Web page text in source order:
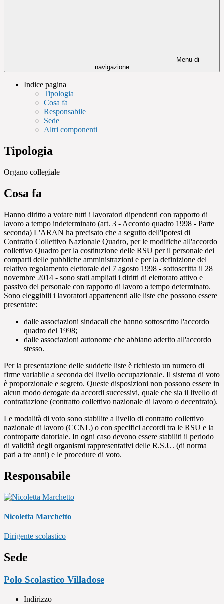
Menu di
navigazione
Indice pagina
Tipologia
Cosa fa
Responsabile
Sede
Altri componenti
Tipologia
Organo collegiale
Cosa fa
Hanno diritto a votare tutti i lavoratori dipendenti con rapporto di
lavoro a tempo indeterminato (art. 3 - Accordo quadro 1998 - Parte
seconda) L'ARAN ha precisato che a seguito dell'Ipotesi di
Contratto Collettivo Nazionale Quadro, per le modifiche all'accordo
collettivo Quadro per la costituzione delle RSU per il personale dei
comparti delle pubbliche amministrazioni e per la definizione del
relativo regolamento elettorale del 7 agosto 1998 - sottoscritta il 28
novembre 2014 - sono stati ampliati i diritti di elettorato attivo e
passivo del personale con rapporto di lavoro a tempo determinato.
Sono eleggibili i lavoratori appartenenti alle liste che possono essere
presentate:
dalle associazioni sindacali che hanno sottoscritto l'accordo
quadro del 1998;
dalle associazioni autonome che abbiano aderito all'accordo
stesso.
Per la presentazione delle suddette liste è richiesto un numero di
firme variabile a seconda del livello occupazionale. Il sistema di voto
è proporzionale e segreto. Queste disposizioni non possono essere in
alcun modo derogate da accordi successivi, quale che sia il livello di
contrattazione (contratto collettivo nazionale di lavoro o decentrato).
Le modalità di voto sono stabilite a livello di contratto collettivo
nazionale di lavoro (CCNL) o con specifici accordi tra le RSU e la
controparte datoriale. In ogni caso devono essere stabiliti il periodo
di validità degli organismi rappresentativi delle R.S.U. (di norma
pari a tre anni) e le procedure di voto.
Responsabile
Nicoletta Marchetto
Dirigente scolastico
Sede
Polo Scolastico Villadose
Indirizzo